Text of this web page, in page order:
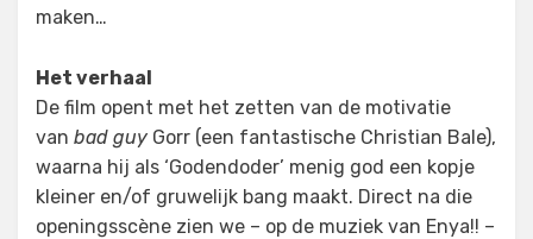
maken…
Het verhaal
De film opent met het zetten van de motivatie
van bad guy Gorr (een fantastische Christian Bale),
waarna hij als ‘Godendoder’ menig god een kopje
kleiner en/of gruwelijk bang maakt. Direct na die
openingsscène zien we – op de muziek van Enya!! –